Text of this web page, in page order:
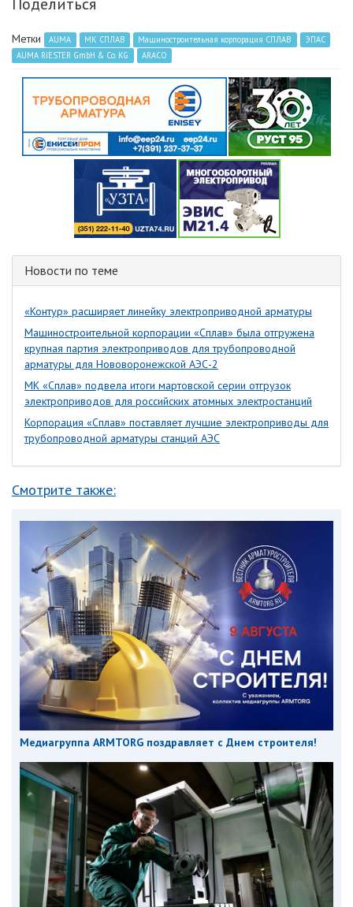
Поделиться
Метки AUMA МК СПЛАВ Машиностроительная корпорация СПЛАВ
ЭПАС
AUMA RIESTER GmbH & Co. KG
ARACO
Новости по теме
«Контур» расширяет линейку электроприводной арматуры
Машиностроительной корпорации «Сплав» была отгружена
крупная партия электроприводов для трубопроводной
арматуры для Нововоронежской АЭС-2
МК «Сплав» подвела итоги мартовской серии отгрузок
электроприводов для российских атомных электростанций
Корпорация «Сплав» поставляет лучшие электроприводы для
трубопроводной арматуры станций АЭС
Смотрите также:
Медиагруппа ARMTORG поздравляет с Днем строителя!